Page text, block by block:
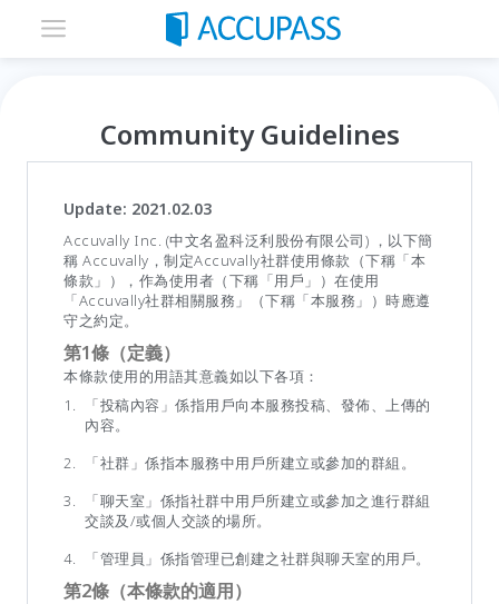
Community Guidelines
Update: 2021.02.03
Accuvally Inc. (中文名盈科泛利股份有限公司) ，以下簡
稱 Accuvally，制定Accuvally社群使用條款（下稱「本
條款」），作為使用者（下稱「用戶」）在使用
「Accuvally社群相關服務」（下稱「本服務」）時應遵
守之約定。
第1條（定義）
本條款使用的用語其意義如以下各項：
「投稿內容」係指用戶向本服務投稿、發佈、上傳的
內容。
「社群」係指本服務中用戶所建立或參加的群組。
「聊天室」係指社群中用戶所建立或參加之進行群組
交談及/或個人交談的場所。
「管理員」係指管理已創建之社群與聊天室的用戶。
第2條（本條款的適用）